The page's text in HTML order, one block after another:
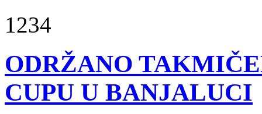
1234
ODRŽANO
CUPU U BANJALUCI